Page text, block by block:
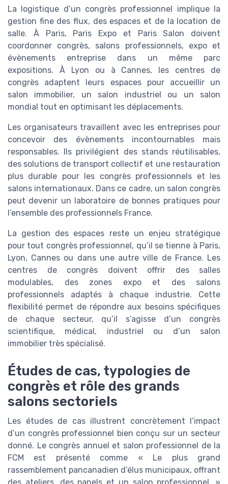
La logistique d’un congrès professionnel implique la
gestion fine des flux, des espaces et de la location de
salle. À Paris, Paris Expo et Paris Salon doivent
coordonner congrès, salons professionnels, expo et
évènements entreprise dans un même parc
expositions. À Lyon ou à Cannes, les centres de
congrès adaptent leurs espaces pour accueillir un
salon immobilier, un salon industriel ou un salon
mondial tout en optimisant les déplacements.
Les organisateurs travaillent avec les entreprises pour
concevoir des évènements incontournables mais
responsables. Ils privilégient des stands réutilisables,
des solutions de transport collectif et une restauration
plus durable pour les congrès professionnels et les
salons internationaux. Dans ce cadre, un salon congrès
peut devenir un laboratoire de bonnes pratiques pour
l’ensemble des professionnels France.
La gestion des espaces reste un enjeu stratégique
pour tout congrès professionnel, qu’il se tienne à Paris,
Lyon, Cannes ou dans une autre ville de France. Les
centres de congrès doivent offrir des salles
modulables, des zones expo et des salons
professionnels adaptés à chaque industrie. Cette
flexibilité permet de répondre aux besoins spécifiques
de chaque secteur, qu’il s’agisse d’un congrès
scientifique, médical, industriel ou d’un salon
immobilier très spécialisé.
Études de cas, typologies de
congrès et rôle des grands
salons sectoriels
Les études de cas illustrent concrètement l’impact
d’un congrès professionnel bien conçu sur un secteur
donné. Le congrès annuel et salon professionnel de la
FCM est présenté comme « Le plus grand
rassemblement pancanadien d’élus municipaux, offrant